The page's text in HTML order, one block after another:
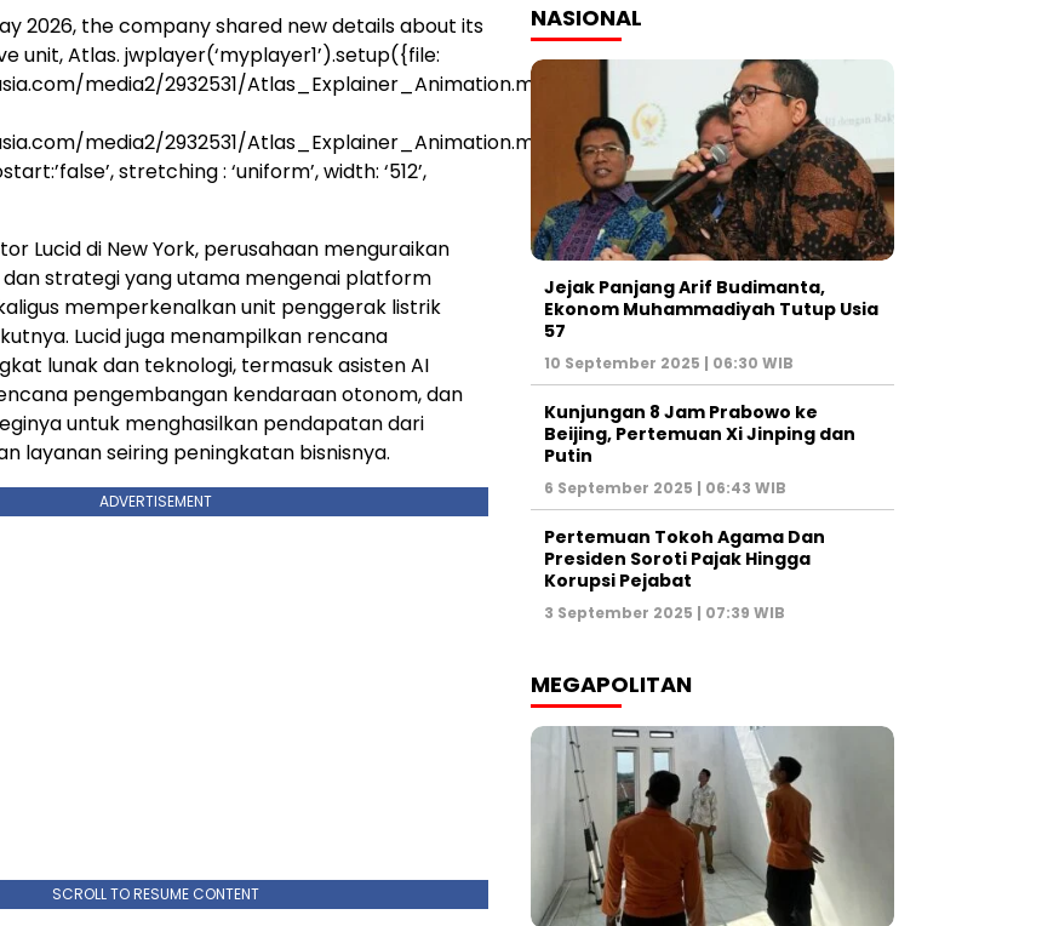
2026, the company shared new details about its
unit, Atlas. jwplayer(‘myplayer1’).setup({file:
media2/2932531/Atlas_Explainer_Animation.mp4’,
media2/2932531/Atlas_Explainer_Animation.mp4?
stretching : ‘uniform’, width: ‘512’,
Lucid di New York, perusahaan menguraikan
strategi yang utama mengenai platform
memperkenalkan unit penggerak listrik
Lucid juga menampilkan rencana
lunak dan teknologi, termasuk asisten AI
pengembangan kendaraan otonom, dan
untuk menghasilkan pendapatan dari
layanan seiring peningkatan bisnisnya.
ADVERTISEMENT
SCROLL TO RESUME CONTENT
NASIONAL
Jejak Panjang Arif Budimanta,
Ekonom Muhammadiyah Tutup Usia
57
10 September 2025 | 06:30 WIB
Kunjungan 8 Jam Prabowo ke
Beijing, Pertemuan Xi Jinping dan
Putin
6 September 2025 | 06:43 WIB
Pertemuan Tokoh Agama Dan
Presiden Soroti Pajak Hingga
Korupsi Pejabat
3 September 2025 | 07:39 WIB
MEGAPOLITAN